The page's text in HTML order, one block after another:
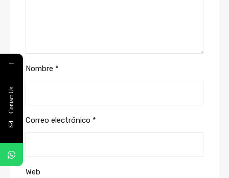
Nombre *
Correo electrónico *
Web
←
Contact Us